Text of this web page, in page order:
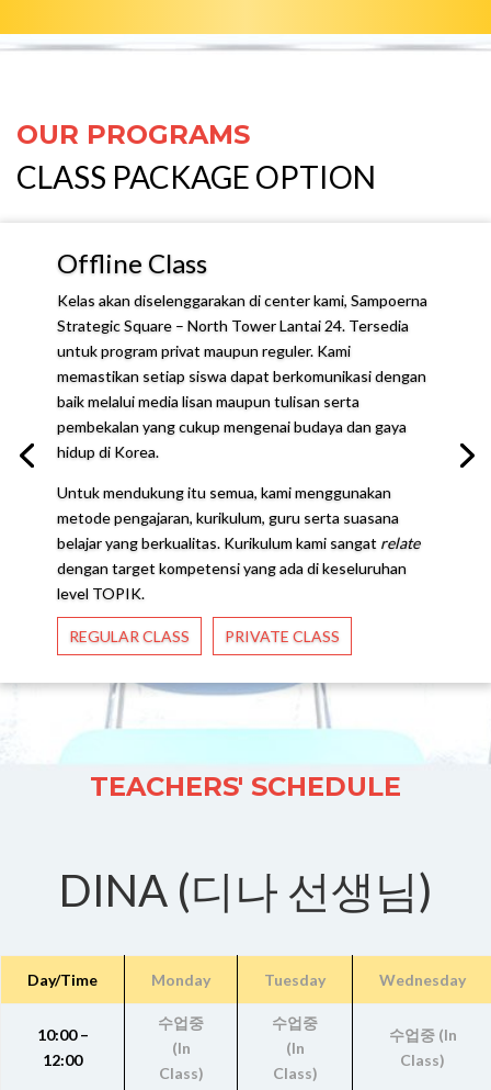
OUR PROGRAMS
CLASS PACKAGE OPTION
Offline Class
Kelas akan diselenggarakan di center kami, Sampoerna
Strategic Square – North Tower Lantai 24. Tersedia
untuk program privat maupun reguler. Kami
memastikan setiap siswa dapat berkomunikasi dengan
baik melalui media lisan maupun tulisan serta
pembekalan yang cukup mengenai budaya dan gaya
hidup di Korea.
Untuk mendukung itu semua, kami menggunakan
metode pengajaran, kurikulum, guru serta suasana
belajar yang berkualitas. Kurikulum kami sangat relate
dengan target kompetensi yang ada di keseluruhan
level TOPIK.
REGULAR CLASS PRIVATE CLASS
TEACHERS' SCHEDULE
DINA (디나 선생님)
Day/Time Monday Tuesday Wednesday
10:00 –
12:00
수업중
(In
Class)
수업중
(In
Class)
수업중 (In
Class)